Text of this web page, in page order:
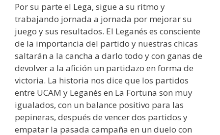
Por su parte el Lega, sigue a su ritmo y
trabajando jornada a jornada por mejorar su
juego y sus resultados. El Leganés es consciente
de la importancia del partido y nuestras chicas
saltarán a la cancha a darlo todo y con ganas de
devolver a la afición un partidazo en forma de
victoria. La historia nos dice que los partidos
entre UCAM y Leganés en La Fortuna son muy
igualados, con un balance positivo para las
pepineras, después de vencer dos partidos y
empatar la pasada campaña en un duelo con